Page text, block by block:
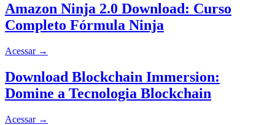
Amazon Ninja 2.0 Download: Curso
Completo Fórmula Ninja
Acessar →
Download Blockchain Immersion:
Domine a Tecnologia Blockchain
Acessar →